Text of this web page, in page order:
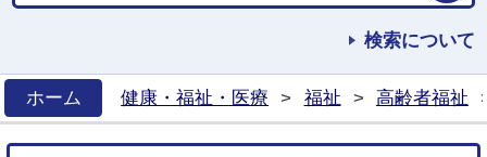
検索について
ホーム
健康・福祉・医療 > 福祉 > 高齢者福祉